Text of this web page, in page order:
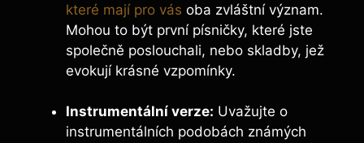
které mají pro vás oba zvláštní význam.
Mohou to být první písničky, které jste
společně poslouchali, nebo skladby, jež
evokují krásné vzpomínky.
Instrumentální verze: Uvažujte o
instrumentálních podobách známých